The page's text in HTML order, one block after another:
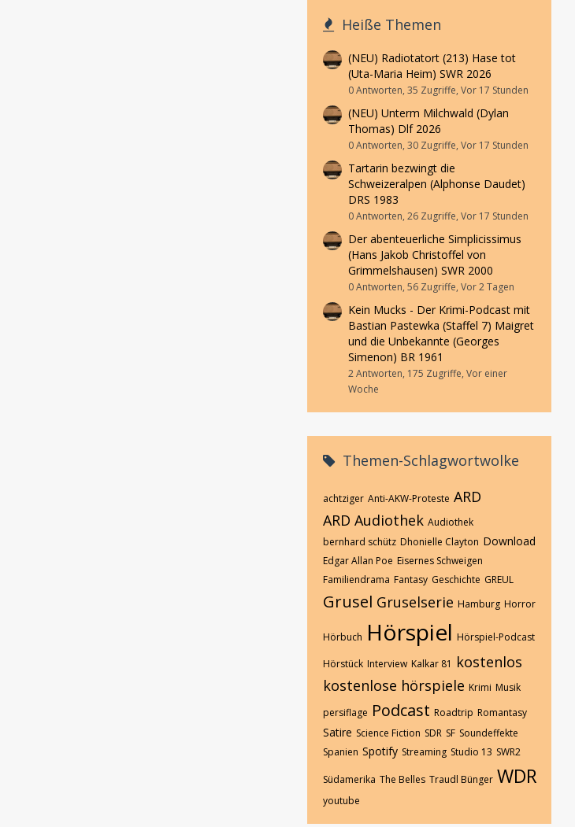
Heiße Themen
(NEU) Radiotatort (213) Hase tot
(Uta-Maria Heim) SWR 2026
0 Antworten, 35 Zugriffe, Vor 17 Stunden
(NEU) Unterm Milchwald (Dylan
Thomas) Dlf 2026
0 Antworten, 30 Zugriffe, Vor 17 Stunden
Tartarin bezwingt die
Schweizeralpen (Alphonse Daudet)
DRS 1983
0 Antworten, 26 Zugriffe, Vor 17 Stunden
Der abenteuerliche Simplicissimus
(Hans Jakob Christoffel von
Grimmelshausen) SWR 2000
0 Antworten, 56 Zugriffe, Vor 2 Tagen
Kein Mucks - Der Krimi-Podcast mit
Bastian Pastewka (Staffel 7) Maigret
und die Unbekannte (Georges
Simenon) BR 1961
2 Antworten, 175 Zugriffe, Vor einer
Woche
Themen-Schlagwortwolke
achtziger Anti-AKW-Proteste ARD
ARD Audiothek Audiothek
bernhard schütz Dhonielle Clayton Download
Edgar Allan Poe Eisernes Schweigen
Familiendrama Fantasy Geschichte GREUL
Grusel Gruselserie Hamburg Horror
Hörbuch Hörspiel Hörspiel-Podcast
Hörstück Interview Kalkar 81 kostenlos
kostenlose hörspiele Krimi Musik
persiflage Podcast Roadtrip Romantasy
Satire Science Fiction SDR SF Soundeffekte
Spanien Spotify Streaming Studio 13 SWR2
Südamerika The Belles Traudl Bünger WDR
youtube